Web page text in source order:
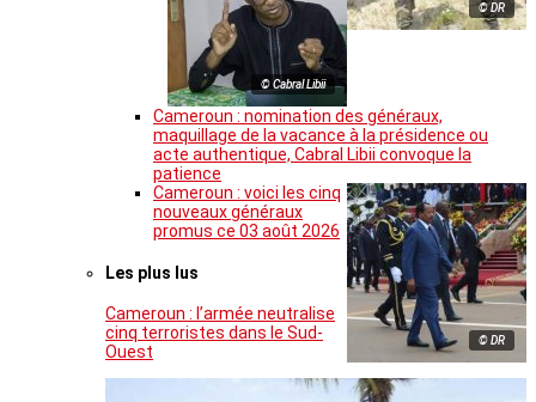
© DR
© Cabral Libii
Cameroun : nomination des généraux,
maquillage de la vacance à la présidence ou
acte authentique, Cabral Libii convoque la
patience
© DR
Cameroun : voici les cinq
nouveaux généraux
promus ce 03 août 2026
Les plus lus
Cameroun : l’armée neutralise
cinq terroristes dans le Sud-
Ouest